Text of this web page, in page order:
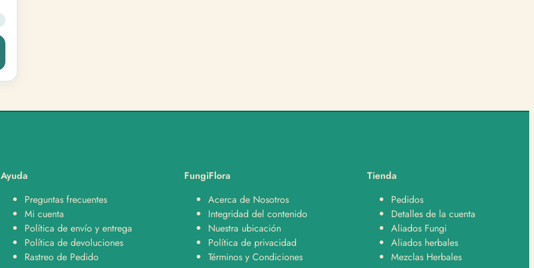
Ayuda
Preguntas frecuentes
Mi cuenta
Política de envío y entrega
Política de devoluciones
Rastreo de Pedido
FungiFlora
Acerca de Nosotros
Integridad del contenido
Nuestra ubicación
Política de privacidad
Términos y Condiciones
Tienda
Pedidos
Detalles de la cuenta
Aliados Fungi
Aliados herbales
Mezclas Herbales
¿En qué te podemos ayudar?
Hola, quiero saber sobre envíos y despachos 🚚
Hola, tengo una pregunta sobre un producto 👋